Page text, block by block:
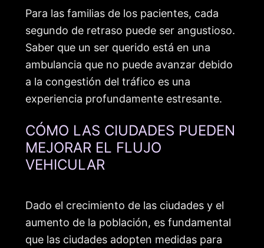
Para las familias de los pacientes, cada
segundo de retraso puede ser angustioso.
Saber que un ser querido está en una
ambulancia que no puede avanzar debido
a la congestión del tráfico es una
experiencia profundamente estresante.
CÓMO LAS CIUDADES PUEDEN
MEJORAR EL FLUJO
VEHICULAR
Dado el crecimiento de las ciudades y el
aumento de la población, es fundamental
que las ciudades adopten medidas para